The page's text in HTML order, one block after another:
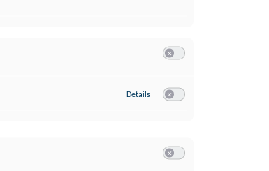
Details zu Google Analytics